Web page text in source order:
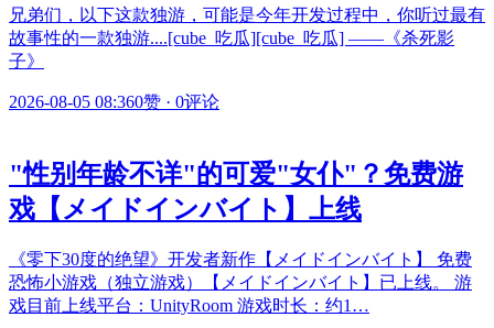
兄弟们，以下这款独游，可能是今年开发过程中，你听过最有
故事性的一款独游....[cube_吃瓜][cube_吃瓜] ——《杀死影
子》
2026-08-05 08:360赞 · 0评论
"性别年龄不详"的可爱"女仆"？免费游
戏【メイドインバイト】上线
《零下30度的绝望》开发者新作【メイドインバイト】 免费
恐怖小游戏（独立游戏）【メイドインバイト】已上线。 游
戏目前上线平台：UnityRoom 游戏时长：约1…